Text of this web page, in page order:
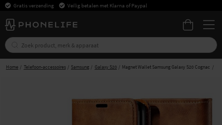
Gratis verzending Veilig betalen met Klarna of Paypal
Home Telefoon-accessoires Samsung Galaxy S20 Magnet Wallet Samsung Galaxy S20 Cognac